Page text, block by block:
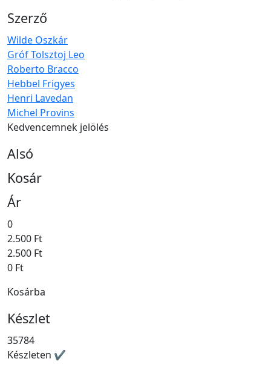
Szerző
Wilde Oszkár
Gróf Tolsztoj Leo
Roberto Bracco
Hebbel Frigyes
Henri Lavedan
Michel Provins
Kedvencemnek jelölés
Alsó
Kosár
Ár
0
2.500 Ft
2.500 Ft
0 Ft
Kosárba
Készlet
35784
Készleten ✔